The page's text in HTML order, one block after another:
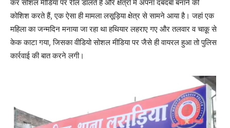
कर सोशल मीडिया पर रील डालते हैं और क्षेत्रों में अपना दबदबा बनाने की
कोशिश करते हैं, एक ऐसा ही मामला लसूड़िया क्षेत्र से सामने आया है। जहां एक
महिला का जन्मदिन मनाया जा रहा था हथियार लहराए गए और तलवार व चाक़ू से
केक काटा गया, जिसका वीडियो सोशल मीडिया पर जैसे ही वायरल हुआ तो पुलिस
कार्रवाई की बात करने लगी।